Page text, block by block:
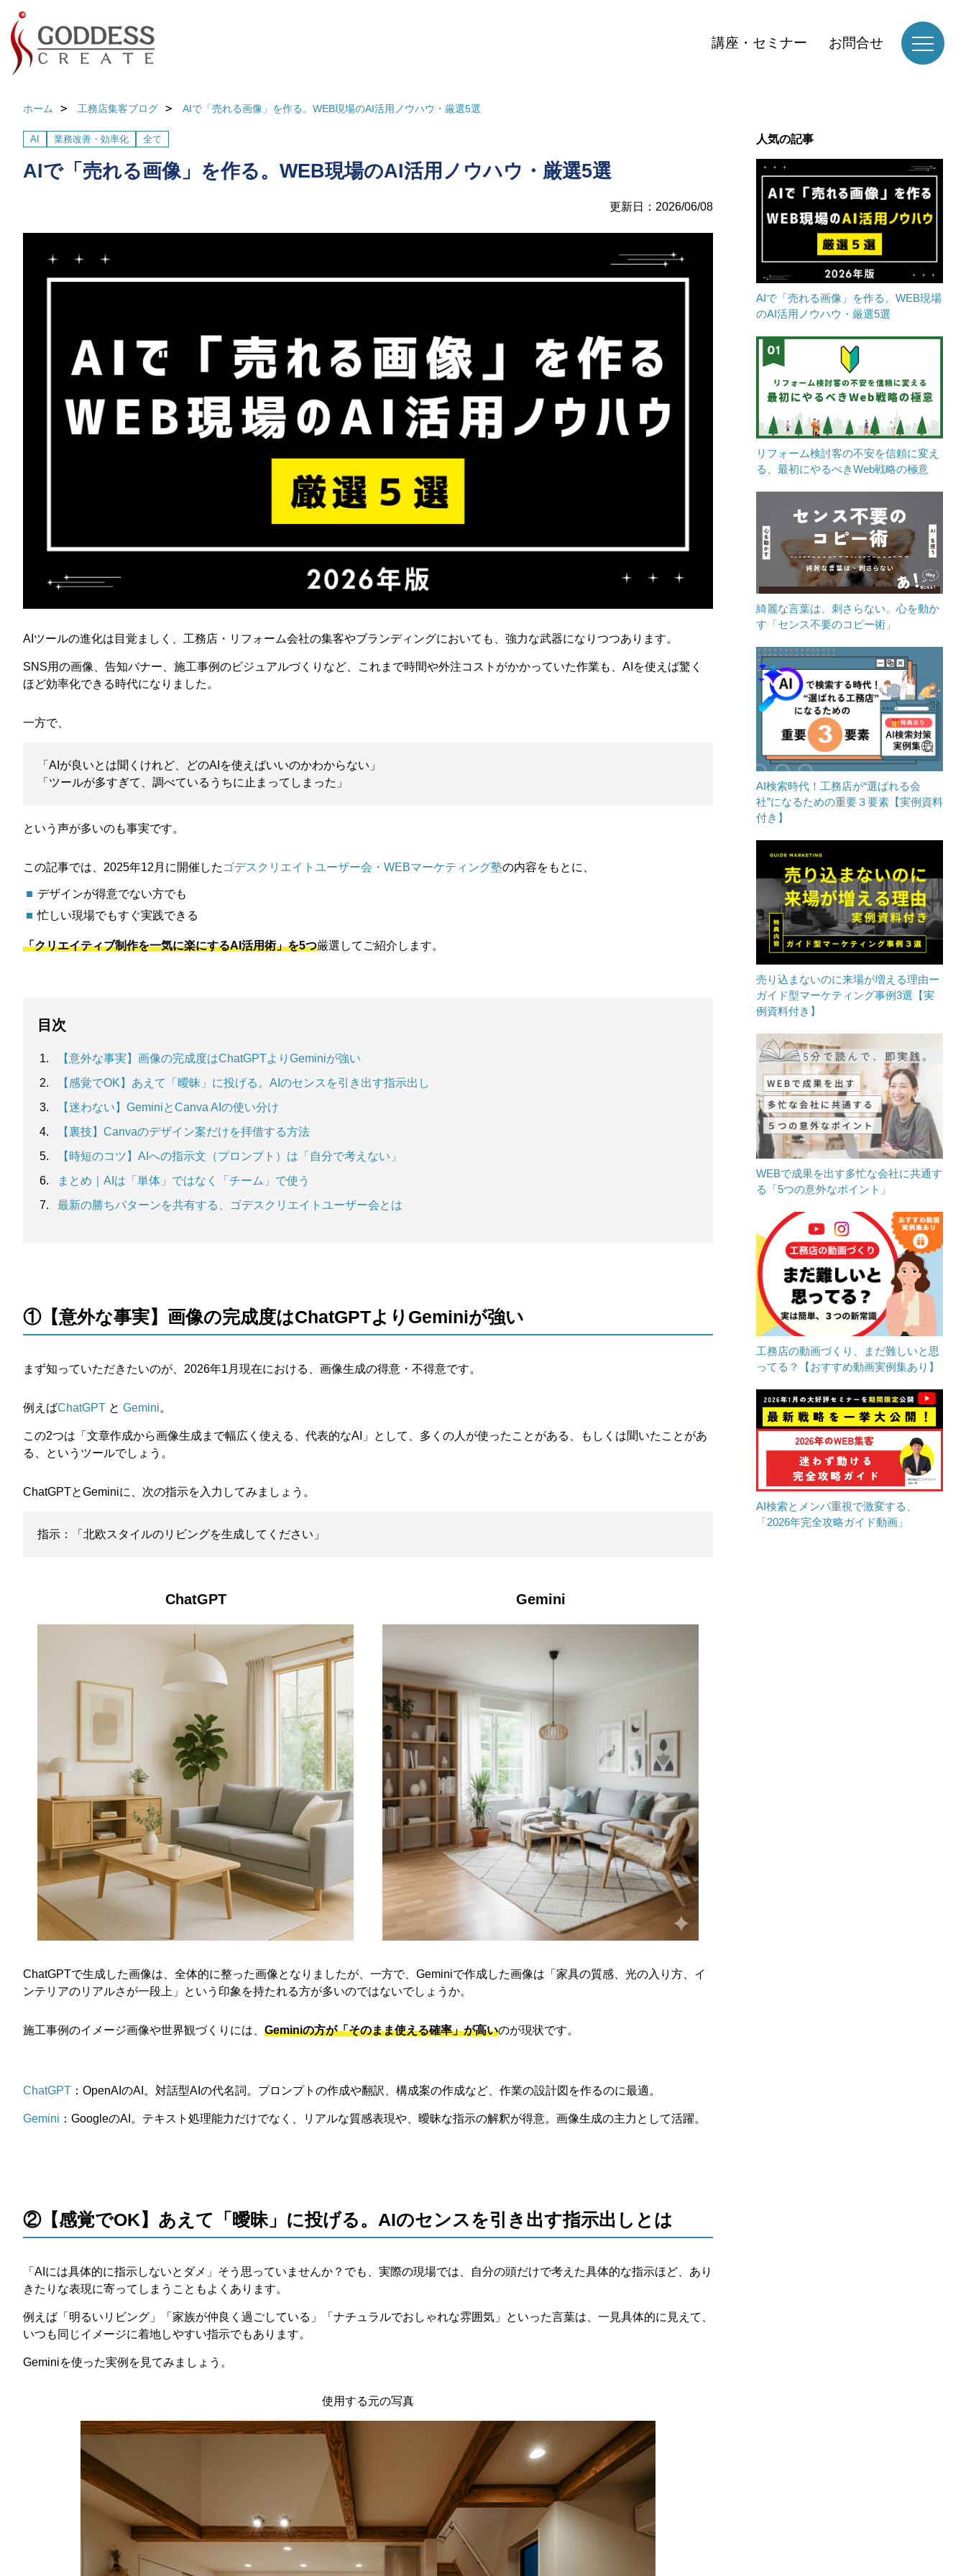
講座・セミナー お問合せ
ホーム 工務店集客ブログ AIで「売れる画像」を作る。WEB現場のAI活用ノウハウ・厳選5選
AI 業務改善・効率化 全て
AIで「売れる画像」を作る。WEB現場のAI活用ノウハウ・厳選5選
更新日：2026/06/08
AIツールの進化は目覚ましく、工務店・リフォーム会社の集客やブランディングにおいても、強力な武器になりつつあります。
SNS用の画像、告知バナー、施工事例のビジュアルづくりなど、これまで時間や外注コストがかかっていた作業も、AIを使えば驚く
ほど効率化できる時代になりました。
一方で、
「AIが良いとは聞くけれど、どのAIを使えばいいのかわからない」
「ツールが多すぎて、調べているうちに止まってしまった」
という声が多いのも事実です。
この記事では、2025年12月に開催した ゴデスクリエイトユーザー会・WEBマーケティング塾の内容をもとに、
デザインが得意でない方でも
忙しい現場でもすぐ実践できる
「クリエイティブ制作を一気に楽にするAI活用術」を5つ厳選してご紹介します。
目次
【意外な事実】画像の完成度はChatGPTよりGeminiが強い
【感覚でOK】あえて「曖昧」に投げる。AIのセンスを引き出す指示出し
【迷わない】GeminiとCanva AIの使い分け
【裏技】Canvaのデザイン案だけを拝借する方法
【時短のコツ】AIへの指示文（プロンプト）は「自分で考えない」
まとめ｜AIは「単体」ではなく「チーム」で使う
最新の勝ちパターンを共有する、ゴデスクリエイトユーザー会とは
①【意外な事実】画像の完成度はChatGPTよりGeminiが強い
まず知っていただきたいのが、2026年1月現在における、画像生成の得意・不得意です。
例えばChatGPT と Gemini。
この2つは「文章作成から画像生成まで幅広く使える、代表的なAI」として、多くの人が使ったことがある、もしくは聞いたことがあ
る、というツールでしょう。
ChatGPTとGeminiに、次の指示を入力してみましょう。
指示：「北欧スタイルのリビングを生成してください」
ChatGPT Gemini
ChatGPTで生成した画像は、全体的に整った画像となりましたが、一方で、Geminiで作成した画像は「家具の質感、光の入り方、イ
ンテリアのリアルさが一段上」という印象を持たれる方が多いのではないでしょうか。
施工事例のイメージ画像や世界観づくりには、 Geminiの方が「そのまま使える確率」が高いのが現状です。
ChatGPT ：OpenAIのAI。対話型AIの代名詞。プロンプトの作成や翻訳、構成案の作成など、作業の設計図を作るのに最適。
Gemini ：GoogleのAI。テキスト処理能力だけでなく、リアルな質感表現や、曖昧な指示の解釈が得意。画像生成の主力として活躍。
②【感覚でOK】あえて「曖昧」に投げる。AIのセンスを引き出す指示出しとは
「AIには具体的に指示しないとダメ」そう思っていませんか？でも、実際の現場では、自分の頭だけで考えた具体的な指示ほど、あり
きたりな表現に寄ってしまうこともよくあります。
例えば「明るいリビング」「家族が仲良く過ごしている」「ナチュラルでおしゃれな雰囲気」といった言葉は、一見具体的に見えて、
いつも同じイメージに着地しやすい指示でもあります。
Geminiを使った実例を見てみましょう。
使用する元の写真
人気の記事
AIで「売れる画像」を作る。WEB現場
のAI活用ノウハウ・厳選5選
リフォーム検討客の不安を信頼に変え
る、最初にやるべきWeb戦略の極意
綺麗な言葉は、刺さらない。心を動か
す「センス不要のコピー術」
AI検索時代！工務店が“選ばれる会
社”になるための重要３要素【実例資料
付き】
売り込まないのに来場が増える理由ー
ガイド型マーケティング事例3選【実
例資料付き】
WEBで成果を出す多忙な会社に共通す
る「5つの意外なポイント」
工務店の動画づくり、まだ難しいと思
ってる？【おすすめ動画実例集あり】
AI検索とメンパ重視で激変する、
「2026年完全攻略ガイド動画」